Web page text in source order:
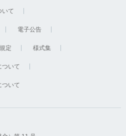
いて
電子公告
定 様式集
ついて
ついて